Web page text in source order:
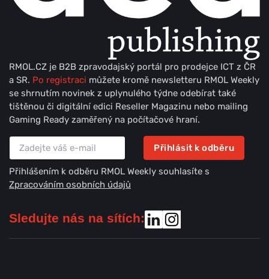
RMOL.CZ je B2B zpravodajský portál pro prodejce ICT z ČR
a SR. Po registraci můžete kromě newsletteru RMOL Weekly
se shrnutím novinek z uplynulého týdne odebírat také
tištěnou či digitální edici Reseller Magazinu nebo mailing
Gaming Ready zaměřený na počítačové hraní.
Přihlásit k odběru
Přihlášením k odběru RMOL Weekly souhlasíte s
Zpracováním osobních údajů
Sledujte nás na sítích: